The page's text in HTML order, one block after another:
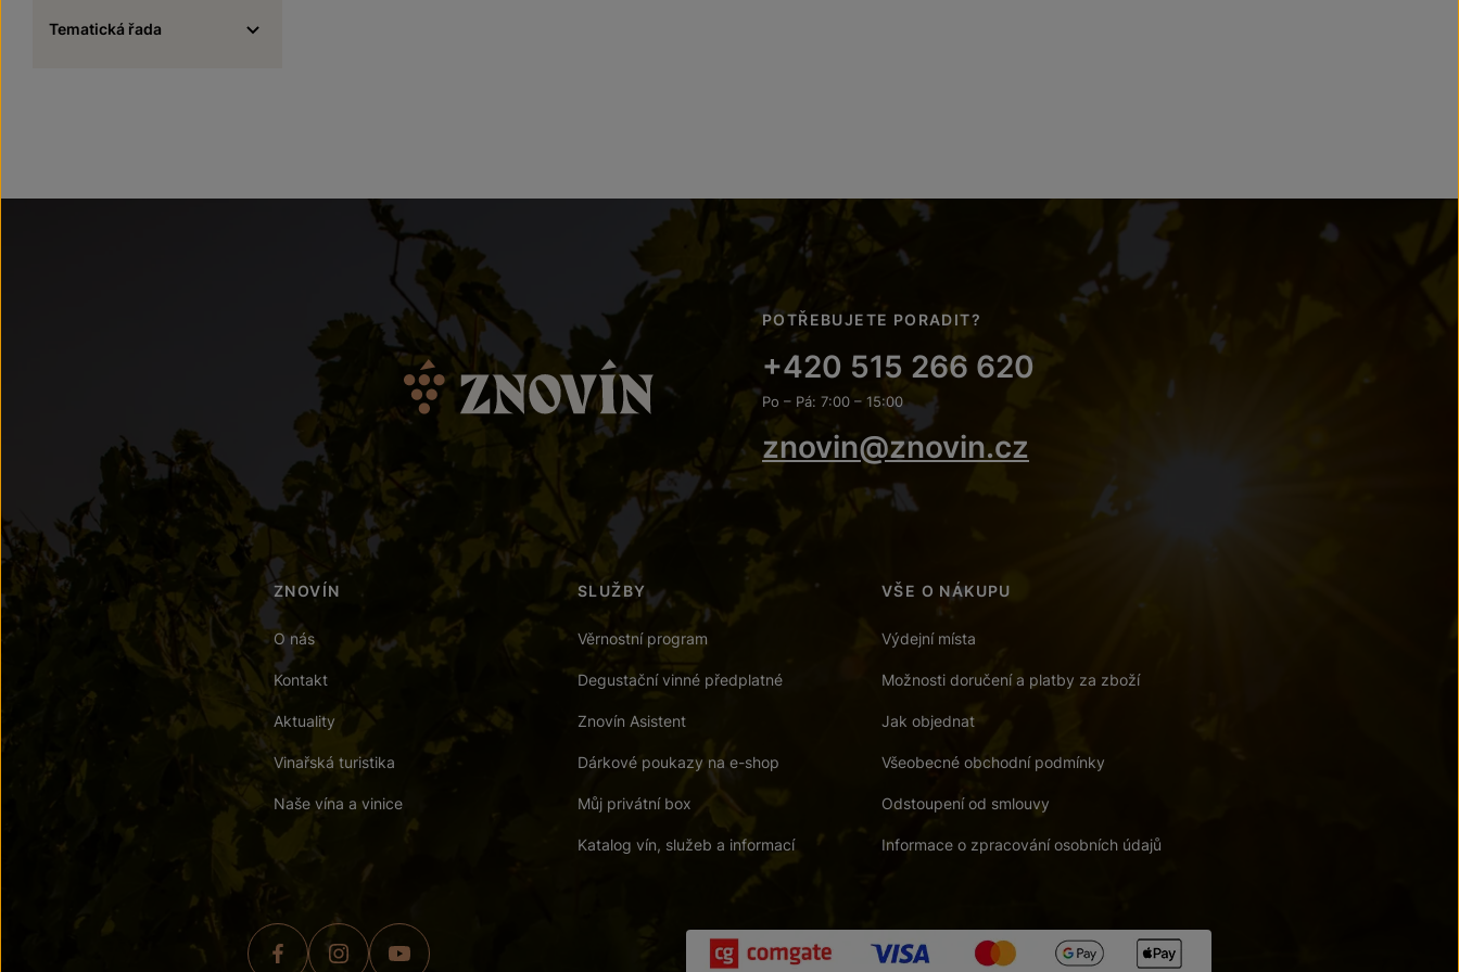
Tematická řada
POTŘEBUJETE PORADIT?
+420 515 266 620
Po – Pá: 7:00 – 15:00
znovin@znovin.cz
ZNOVÍN
O nás
Kontakt
Aktuality
Vinařská turistika
Naše vína a vinice
SLUŽBY
Věrnostní program
Degustační vinné předplatné
Znovín Asistent
Dárkové poukazy na e-shop
Můj privátní box
Katalog vín, služeb a informací
VŠE O NÁKUPU
Výdejní místa
Možnosti doručení a platby za zboží
Jak objednat
Všeobecné obchodní podmínky
Odstoupení od smlouvy
Informace o zpracování osobních údajů